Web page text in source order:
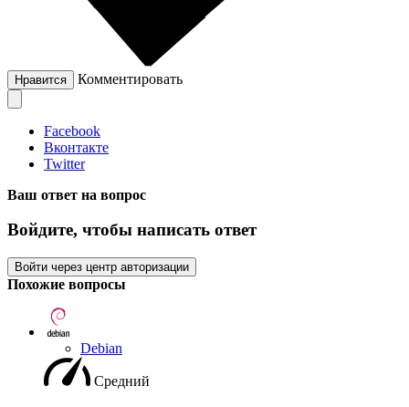
Нравится Комментировать
Facebook
Вконтакте
Twitter
Ваш ответ на вопрос
Войдите, чтобы написать ответ
Войти через центр авторизации
Похожие вопросы
Debian
Средний